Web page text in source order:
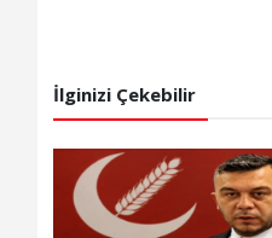
İlginizi Çekebilir